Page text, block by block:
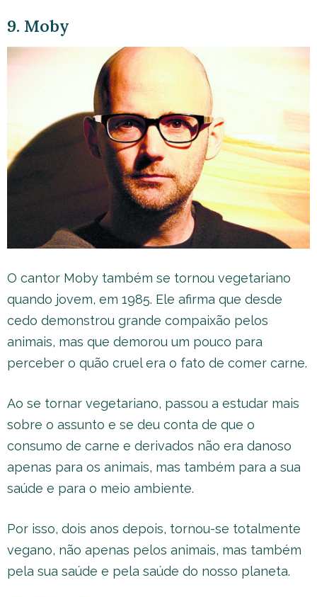
9. Moby
O cantor Moby também se tornou vegetariano
quando jovem, em 1985. Ele afirma que desde
cedo demonstrou grande compaixão pelos
animais, mas que demorou um pouco para
perceber o quão cruel era o fato de comer carne.
Ao se tornar vegetariano, passou a estudar mais
sobre o assunto e se deu conta de que o
consumo de carne e derivados não era danoso
apenas para os animais, mas também para a sua
saúde e para o meio ambiente.
Por isso, dois anos depois, tornou-se totalmente
vegano, não apenas pelos animais, mas também
pela sua saúde e pela saúde do nosso planeta.